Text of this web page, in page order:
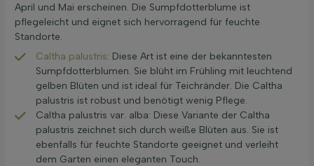
April und Mai erscheinen. Die Sumpfdotterblume ist
pflegeleicht und eignet sich hervorragend für feuchte
Standorte.
Caltha palustris: Diese Art ist eine der bekanntesten
Sumpfdotterblumen. Sie blüht im Frühling mit leuchtend
gelben Blüten und ist ideal für Teichränder. Die Caltha
palustris ist robust und benötigt wenig Pflege.
Caltha palustris var. alba: Diese Variante der Caltha
palustris zeichnet sich durch weiße Blüten aus. Sie ist
ebenfalls für feuchte Standorte geeignet und verleiht
dem Garten einen eleganten Touch.